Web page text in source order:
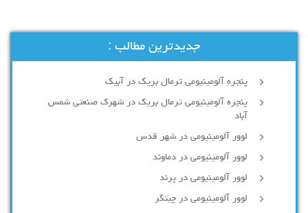
جدیدترین مطالب :
پنجره آلومینیومی ترمال بریک در آبیک
پنجره آلومینیومی ترمال بریک در شهرک صنعتی شمس
آباد
لوور آلومینیومی در شهر قدس
لوور آلومینیومی در دماوند
لوور آلومینیومی در پرند
لوور آلومینیومی در چیتگر